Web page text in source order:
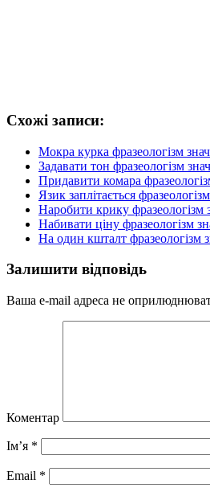
Схожі записи:
Мокра курка фразеологізм
Задавати тон фразеологізм
Придавити комара
Язик заплітається
Наробити крику фразеологізм
Набивати ціну фразеологізм
На один кшталт фразеологізм
Залишити відповідь
Ваша e-mail адреса не
Коментар
Ім’я *
Email *